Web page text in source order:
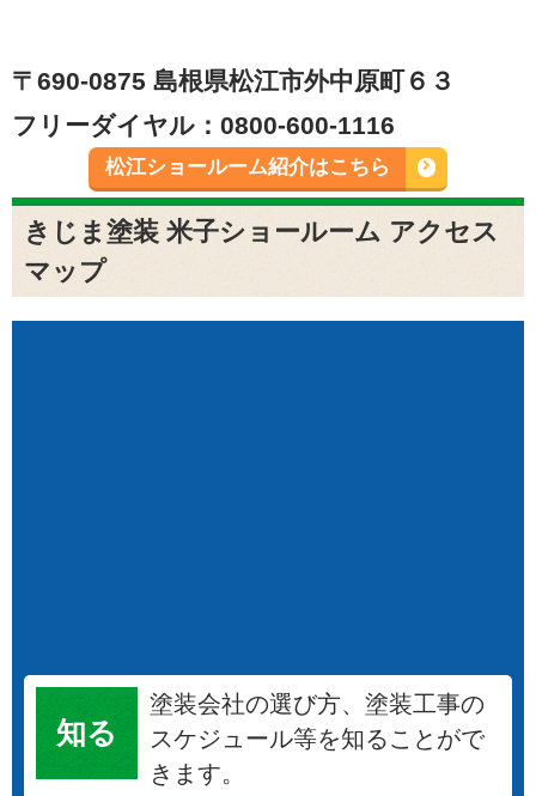
〒690-0875 島根県松江市外中原町６３
フリーダイヤル：0800-600-1116
松江ショールーム紹介はこちら
きじま塗装 米子ショールーム アクセス
マップ
きます。
見る
カラーシミュレーションでお家
の新しい表情を見ることができ